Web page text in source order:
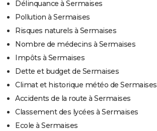
Délinquance à Sermaises
Pollution à Sermaises
Risques naturels à Sermaises
Nombre de médecins à Sermaises
Impôts à Sermaises
Dette et budget de Sermaises
Climat et historique météo de Sermaises
Accidents de la route à Sermaises
Classement des lycées à Sermaises
Ecole à Sermaises